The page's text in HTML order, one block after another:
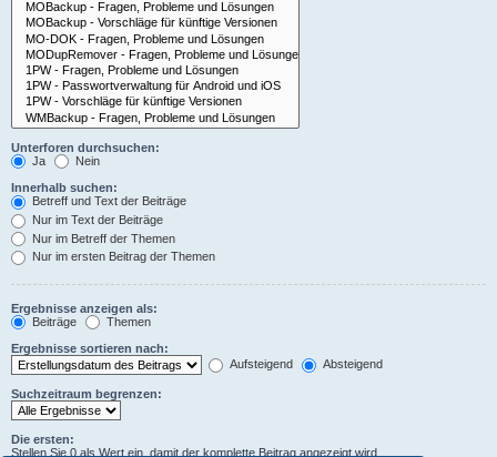
Unterforen durchsuchen:
Ja
Nein
Innerhalb suchen:
Betreff und Text der Beiträge
Nur im Text der Beiträge
Nur im Betreff der Themen
Nur im ersten Beitrag der Themen
Ergebnisse anzeigen als:
Beiträge
Themen
Ergebnisse sortieren nach:
Aufsteigend
Absteigend
Suchzeitraum begrenzen:
Die ersten:
Stellen Sie 0 als Wert ein, damit der komplette Beitrag angezeigt wird.